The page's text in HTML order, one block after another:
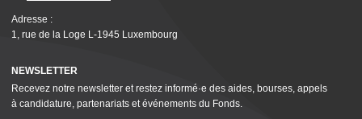
Adresse :
1, rue de la Loge L‑1945 Luxembourg
NEWSLETTER
Recevez notre newsletter et restez informé·e des aides, bourses, appels
à candidature, parte­nar­i­ats et événements du Fonds.